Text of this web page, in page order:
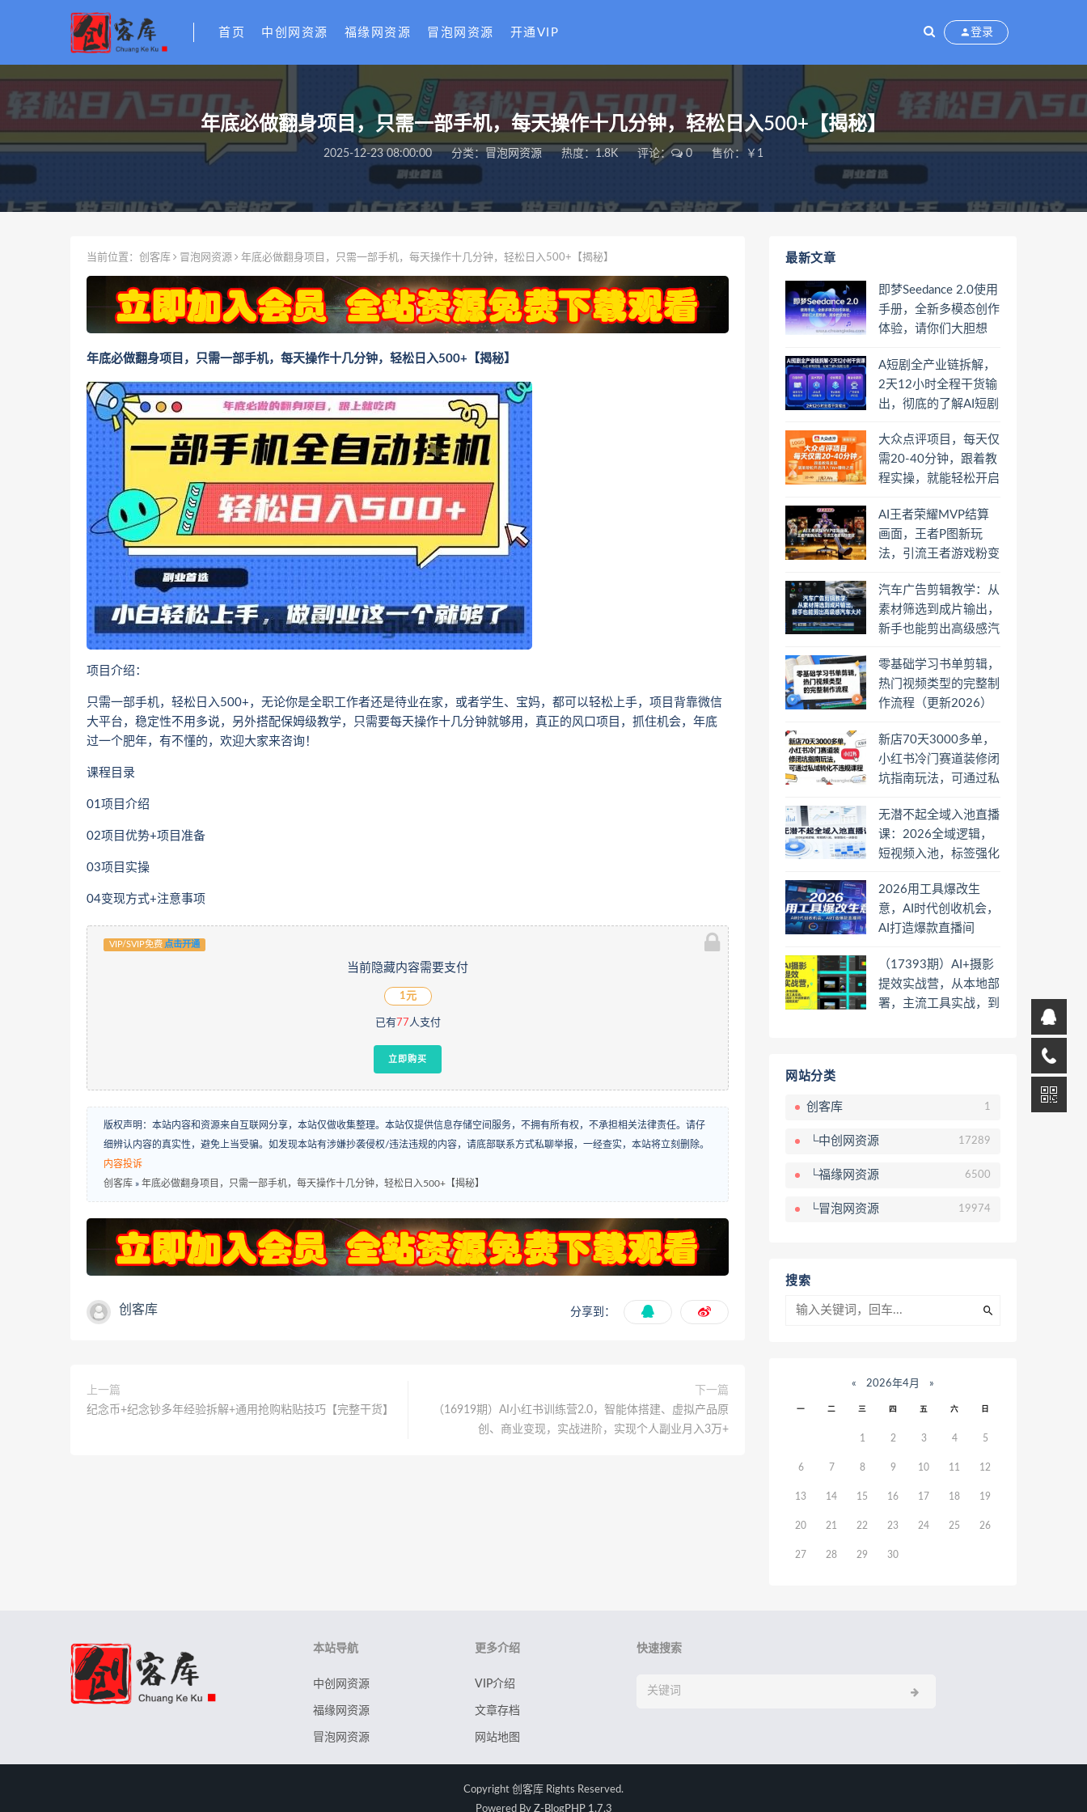
首页 中创网资源 福缘网资源 冒泡网资源 开通VIP 登录
年底必做翻身项目，只需一部手机，每天操作十几分钟，轻松日入500+【揭秘】
2025-12-23 08:00:00 分类：冒泡网资源 热度：1.8K 评论： 0 售价：￥1
当前位置： 创客库 冒泡网资源 年底必做翻身项目，只需一部手机，每天操作十几分钟，轻松日入500+【揭秘】
年底必做翻身项目，只需一部手机，每天操作十几分钟，轻松日入500+【揭秘】
项目介绍：
只需一部手机，轻松日入500+，无论你是全职工作者还是待业在家，或者学生、宝妈，都可以轻松上手，项目背靠微信
大平台，稳定性不用多说，另外搭配保姆级教学，只需要每天操作十几分钟就够用，真正的风口项目，抓住机会，年底
过一个肥年，有不懂的，欢迎大家来咨询！
课程目录
01项目介绍
02项目优势+项目准备
03项目实操
04变现方式+注意事项
VIP/SVIP免费 点击开通
当前隐藏内容需要支付
1元
已有77人支付
立即购买
版权声明：本站内容和资源来自互联网分享，本站仅做收集整理。本站仅提供信息存储空间服务，不拥有所有权，不承担相关法律责任。请仔
细辨认内容的真实性，避免上当受骗。如发现本站有涉嫌抄袭侵权/违法违规的内容，请底部联系方式私聊举报，一经查实，本站将立刻删除。
内容投诉
创客库 » 年底必做翻身项目，只需一部手机，每天操作十几分钟，轻松日入500+【揭秘】
创客库 分享到：
上一篇
纪念币+纪念钞多年经验拆解+通用抢购粘贴技巧【完整干货】
下一篇
（16919期）AI小红书训练营2.0，智能体搭建、虚拟产品原
创、商业变现，实战进阶，实现个人副业月入3万+
最新文章
即梦Seedance 2.0使用
手册，全新多模态创作
体验，请你们大胆想
A短剧全产业链拆解，
2天12小时全程干货输
出，彻底的了解AI短剧
大众点评项目，每天仅
需20-40分钟，跟着教
程实操，就能轻松开启
AI王者荣耀MVP结算
画面，王者P图新玩
法，引流王者游戏粉变
汽车广告剪辑教学：从
素材筛选到成片输出，
新手也能剪出高级感汽
零基础学习书单剪辑，
热门视频类型的完整制
作流程（更新2026）
新店70天3000多单，
小红书冷门赛道装修闭
坑指南玩法，可通过私
无潜不起全域入池直播
课：2026全域逻辑，
短视频入池，标签强化
2026用工具爆改生
意，AI时代创收机会，
AI打造爆款直播间
（17393期）AI+摄影
提效实战营，从本地部
署，主流工具实战，到
网站分类
创客库 1
└中创网资源 17289
└福缘网资源 6500
└冒泡网资源 19974
搜索
« 2026年4月 »
一 二 三 四 五 六 日
1 2 3 4 5
6 7 8 9 10 11 12
13 14 15 16 17 18 19
20 21 22 23 24 25 26
27 28 29 30
本站导航
中创网资源
福缘网资源
冒泡网资源
更多介绍
VIP介绍
文章存档
网站地图
快速搜索
Copyright 创客库 Rights Reserved.
Powered By Z-BlogPHP 1.7.3